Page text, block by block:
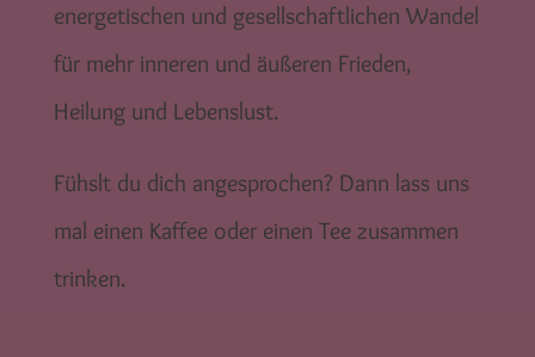
energetischen und gesellschaftlichen Wandel
für mehr inneren und äußeren Frieden,
Heilung und Lebenslust.
Fühslt du dich angesprochen? Dann lass uns
mal einen Kaffee oder einen Tee zusammen
trinken.